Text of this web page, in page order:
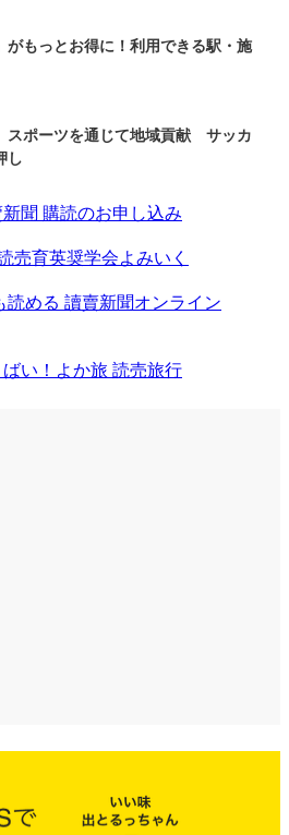
がもっとお得に！利用できる駅・施
スポーツを通じて地域貢献 サッカ
し